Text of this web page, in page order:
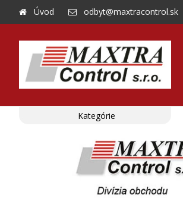
Úvod odbyt@maxtracontrol.sk
Kategórie